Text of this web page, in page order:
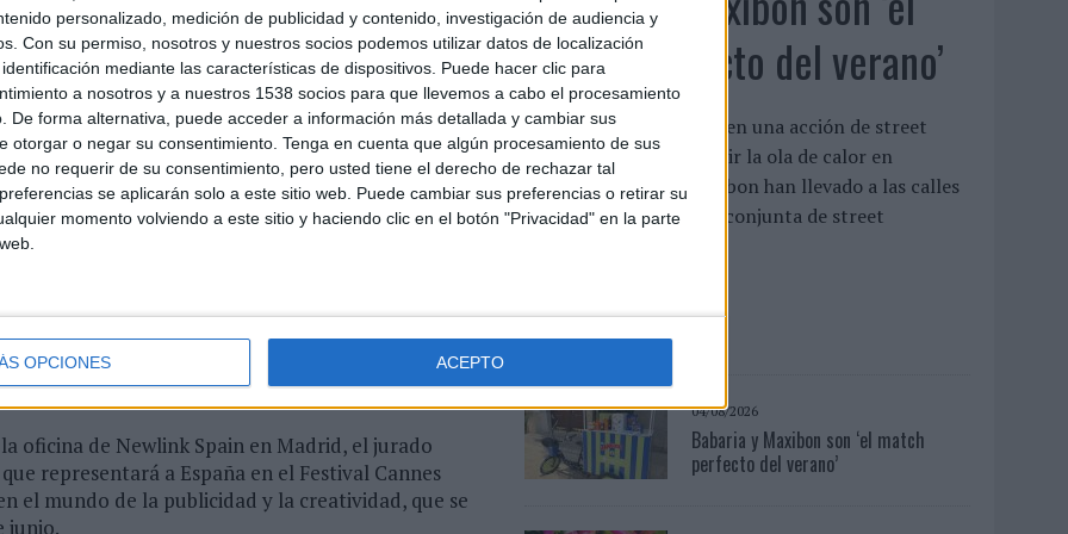
personalizado, medición de publicidad y contenido, investigación de audiencia y
Con su permiso, nosotros y nuestros socios podemos utilizar datos de localización
mediante las características de dispositivos. Puede hacer clic para
a nosotros y a nuestros 1538 socios para que llevemos a cabo el procesamiento
De forma alternativa, puede acceder a información más detallada y cambiar sus
otorgar o negar su consentimiento. Tenga en cuenta que algún procesamiento de sus
no requerir de su consentimiento, pero usted tiene el derecho de rechazar tal
se aplicarán solo a este sitio web. Puede cambiar sus preferencias o retirar su
momento volviendo a este sitio y haciendo clic en el botón "Privacidad" en la parte
OPCIONES ACEPTO
de EMEA en Globant
Samsung
Aladina
Scopen
de Newlink Spain
Newlink Spain
casi 40 inscripciones, la competición refleja el
con la creatividad, la comunicación y las relaciones
un briefing de la mano de la Fundación
y adolescentes enfermos de cáncer y con sus
trabajado y enviado las propuestas que serán
oficina de Newlink Spain en Madrid, el jurado
representará a España en el Festival Cannes
el mundo de la publicidad y la creatividad, que se
junio.
match perfecto del verano’
Ambas marcas se unen en una acción de street
marketing para combatir la ola de calor en
Valencia Babaria y Maxibon han llevado a las calles
de Valencia una acción conjunta de street
04/08/2026
Babaria y Maxibon son ‘el match
perfecto del verano’